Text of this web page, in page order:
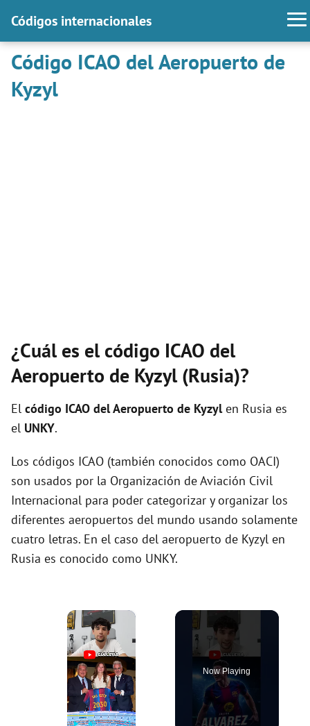
Códigos internacionales
Código ICAO del Aeropuerto de
Kyzyl
¿Cuál es el código ICAO del
Aeropuerto de Kyzyl (Rusia)?
El código ICAO delAeropuerto de Kyzylen Rusia es
el UNKY.
Los códigos ICAO (también conocidos como OACI)
son usados por la Organización de Aviación Civil
Internacional para poder categorizar y organizar los
diferentes aeropuertos del mundo usando solamente
cuatro letras. En el caso del aeropuerto de Kyzyl en
Rusia es conocido como UNKY.
×
Now Playing